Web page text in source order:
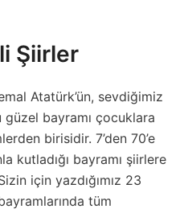
Şiirler
Atatürk’ün, sevdiğimiz
bayramı çocuklara
birisidir. 7’den 70’e
kutladığı bayramı şiirlere
için yazdığımız 23
tüm